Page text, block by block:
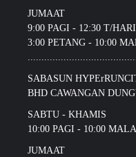
JUMAAT
9:00 PAGI - 12:30 T/HARI
3:00 PETANG - 10:00
SABASUN
BHD CAWANGAN
SABTU - KHAMIS
10:00 PAGI - 10:00
JUMAAT